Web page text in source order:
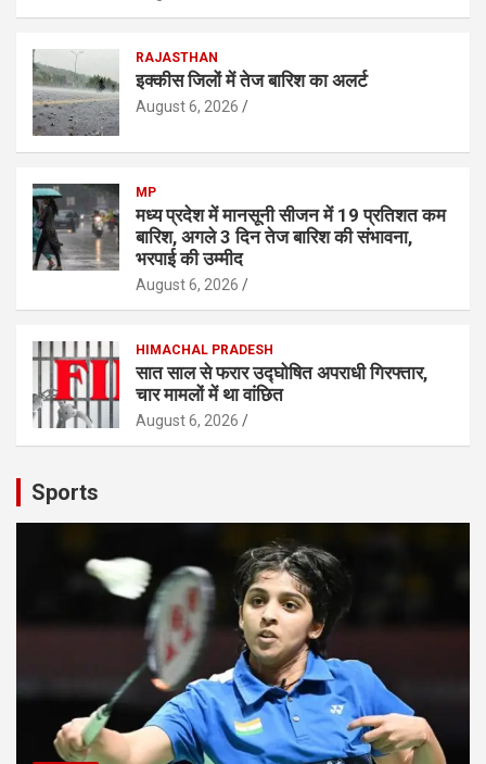
RAJASTHAN
इक्कीस जिलों में तेज बारिश का अलर्ट
August 6, 2026
MP
मध्य प्रदेश में मानसूनी सीजन में 19 प्रतिशत कम
बारिश, अगले 3 दिन तेज बारिश की संभावना,
भरपाई की उम्मीद
August 6, 2026
HIMACHAL PRADESH
सात साल से फरार उद्घोषित अपराधी गिरफ्तार,
चार मामलों में था वांछित
August 6, 2026
Sports